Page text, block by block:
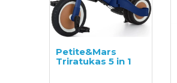
Petite&Mars
Triratukas 5 in 1